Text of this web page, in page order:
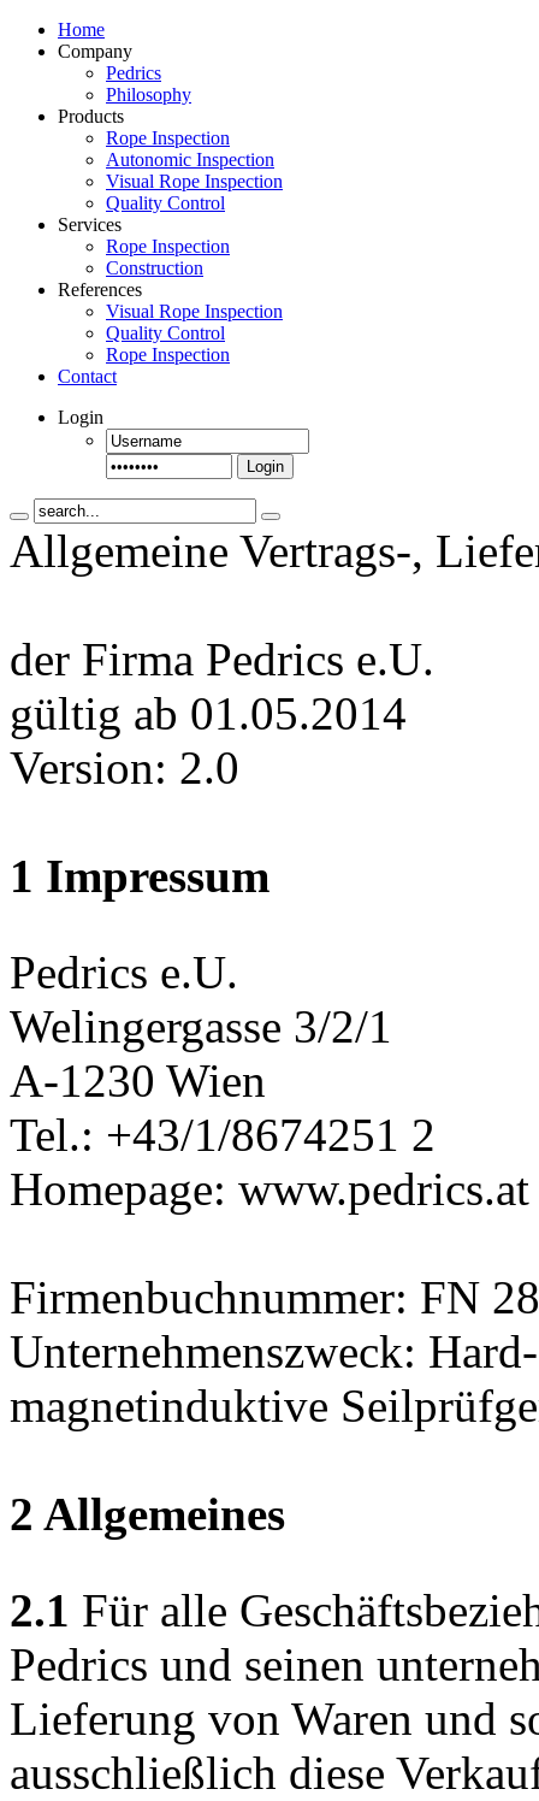
Home
Company
Pedrics
Philosophy
Products
Rope Inspection
Autonomic Inspection
Visual Rope Inspection
Quality Control
Services
Rope Inspection
Construction
References
Visual Rope Inspection
Quality Control
Rope Inspection
Contact
Login
Login
Allgemeine Vertrags-,
der Firma Pedrics e.U.
gültig ab 01.05.2014
Version: 2.0
1 Impressum
Pedrics e.U.
Welingergasse 3/2/1
A-1230 Wien
Tel.: +43/1/8674251 2
Homepage: www.pedrics.at
Firmenbuchnummer: FN
Unternehmenszweck:
magnetinduktive
2 Allgemeines
2.1 Für alle
Pedrics und seinen
Lieferung von Waren und
ausschließlich diese